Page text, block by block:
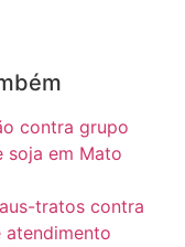
contra grupo
soja em Mato
tratos contra
atendimento